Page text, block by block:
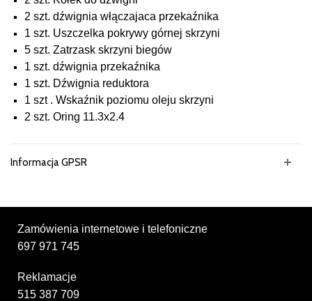
2 szt. dźwignia włączajaca przekaźnika
1 szt. Uszczelka pokrywy górnej skrzyni
5 szt. Zatrzask skrzyni biegów
1 szt. dźwignia przekaźnika
1 szt. Dźwignia reduktora
1 szt . Wskaźnik poziomu oleju skrzyni
2 szt. Oring 11.3x2.4
Informacja GPSR
Zamówienia internetowe i telefoniczne
697 971 745
Reklamacje
515 387 709